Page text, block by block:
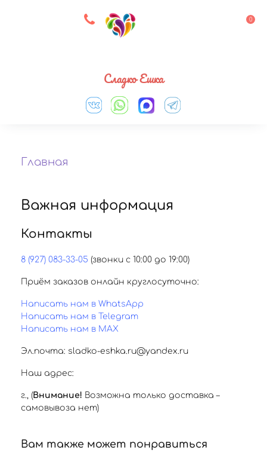
8 927 083 33 05 0
Сладко Ешка
Главная
Важная информация
Контакты
8 (927) 083-33-05 (звонки с 10:00 до 19:00)
Приём заказов онлайн круглосуточно:
Написать нам в WhatsApp
Написать нам в Telegram
Написать нам в MAX
Эл.почта: sladko-eshka.ru@yandex.ru
Наш адрес:
г. , (Внимание! Возможна только доставка –
самовывоза нет)
Вам также может понравиться